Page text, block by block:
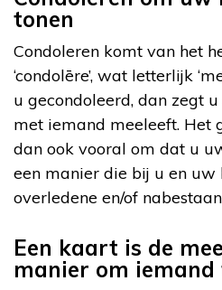
tonen
Condoleren komt van het
‘condolēre’, wat letterlijk
u gecondoleerd, dan zegt
met iemand meeleeft. Het
dan ook vooral om dat u
een manier die bij u en uw
overledene en/of
Een kaart is de
manier om iemand